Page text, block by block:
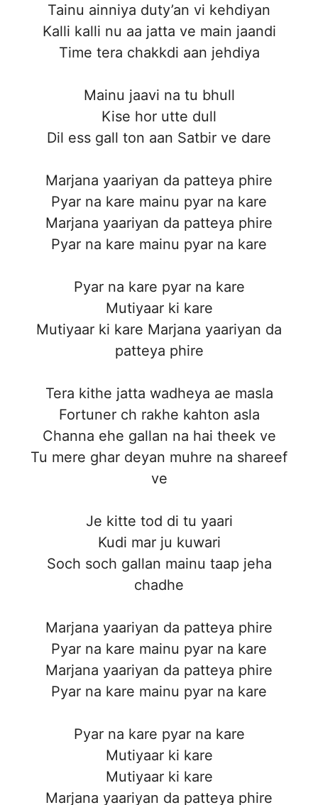
Tainu ainniya duty’an vi kehdiyan
Kalli kalli nu aa jatta ve main jaandi
Time tera chakkdi aan jehdiya
Mainu jaavi na tu bhull
Kise hor utte dull
Dil ess gall ton aan Satbir ve dare
Marjana yaariyan da patteya phire
Pyar na kare mainu pyar na kare
Marjana yaariyan da patteya phire
Pyar na kare mainu pyar na kare
Pyar na kare pyar na kare
Mutiyaar ki kare
Mutiyaar ki kare Marjana yaariyan da
patteya phire
Tera kithe jatta wadheya ae masla
Fortuner ch rakhe kahton asla
Channa ehe gallan na hai theek ve
Tu mere ghar deyan muhre na shareef
ve
Je kitte tod di tu yaari
Kudi mar ju kuwari
Soch soch gallan mainu taap jeha
chadhe
Marjana yaariyan da patteya phire
Pyar na kare mainu pyar na kare
Marjana yaariyan da patteya phire
Pyar na kare mainu pyar na kare
Pyar na kare pyar na kare
Mutiyaar ki kare
Mutiyaar ki kare
Marjana yaariyan da patteya phire